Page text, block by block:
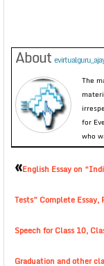
About
The
for
who
«English Essay on
Tests” Complete Essay,
Speech for Class 10,
Graduation and other